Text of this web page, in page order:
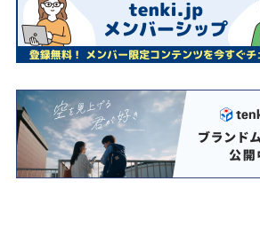
今日29日 日本海側を中
北陸は土砂災害に厳重警戒
空気が乾燥